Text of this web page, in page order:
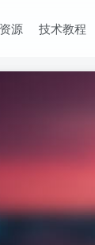
源 技术教程